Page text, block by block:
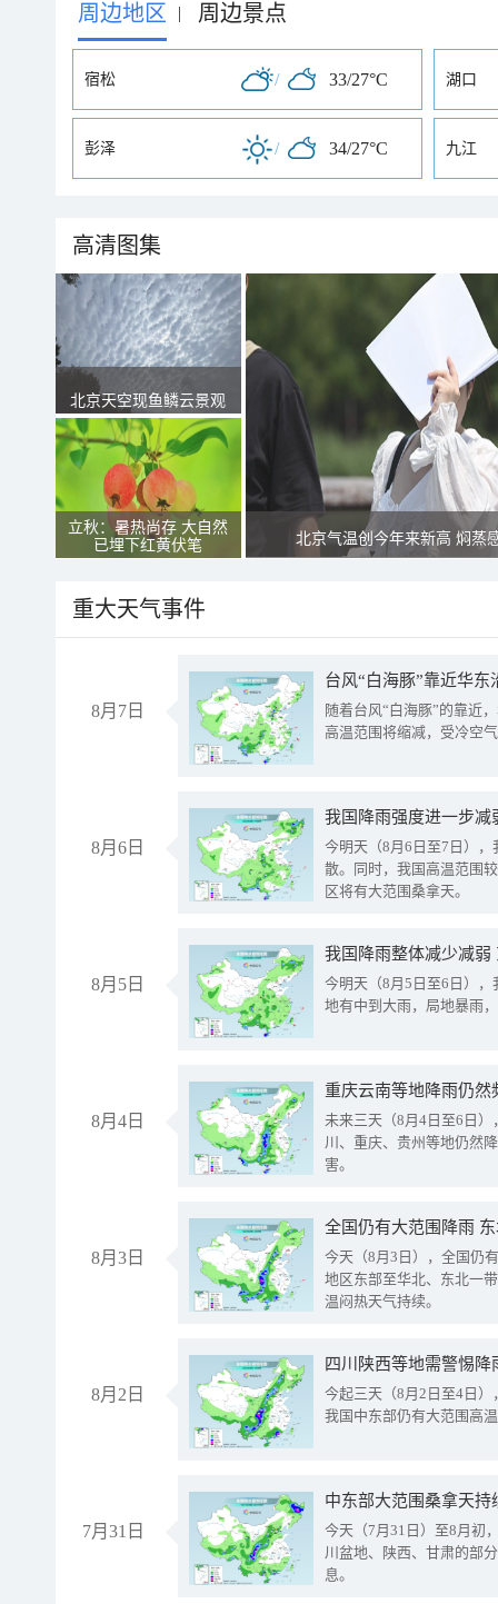
周边地区 | 周边景点
宿松 / 33/27°C 湖口
彭泽 / 34/27°C 九江
高清图集
北京天空现鱼鳞云景观
立秋：暑热尚存 大自然
已埋下红黄伏笔
北京气温创今年来新高 焖蒸
重大天气事件
8月7日
台风“白海豚”靠近华
随着台风“白海豚”的靠近
高温范围将缩减，受冷空
8月6日
今明天（8月6日至7日）
散。同时，我国高温范围
区将有大范围桑拿天。
8月5日
我国降雨整体减少减弱
今明天（8月5日至6日）
地有中到大雨，局地暴雨
8月4日
重庆云南等地降雨仍然
未来三天（8月4日至6日
川、重庆、贵州等地仍然
害。
8月3日
全国仍有大范围降雨
今天（8月3日），全国仍
地区东部至华北、东北一
温闷热天气持续。
8月2日
今起三天（8月2日至4日
我国中东部仍有大范围高
7月31日
中东部大范围桑拿天
今天（7月31日）至8月初
川盆地、陕西、甘肃的部
息。